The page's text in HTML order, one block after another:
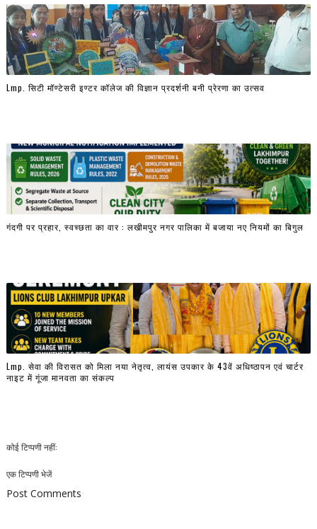
Lmp. सिटी मॉण्टेसरी इण्टर कॉलेज की विज्ञान प्रदर्शनी बनी प्रेरणा का उत्सव
गंदगी पर प्रहार, स्वच्छता का वार : लखीमपुर नगर पालिका में बजाया नए नियमों का बिगुल
Lmp. सेवा की विरासत को मिला नया नेतृत्व, लायंस उपकार के 43वें अधिष्ठापन एवं चार्टर
नाइट में गूंजा मानवता का संकल्प
कोई टिप्पणी नहीं:
एक टिप्पणी भेजें
Post Comments